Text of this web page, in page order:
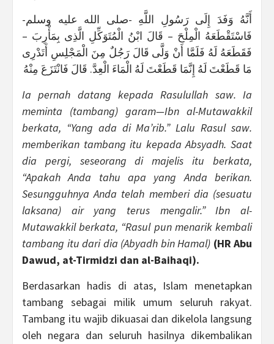
أَنَّهُ وَفَدَ إِلَى رَسُولِ اللَّهِ -صلى الله عليه وسلم-
فَاسْتَقْطَعَهُ الْمِلْحَ – قَالَ ابْنُ الْمُتَوَكِّلِ الَّذِى بِمَأْرِبَ –
فَقَطَعَهُ لَهُ فَلَمَّا أَنْ وَلَّى قَالَ رَجُلٌ مِنَ الْمَجْلِسِ أَتَدْرِى
مَا قَطَعْتَ لَهُ إِنَّمَا قَطَعْتَ لَهُ الْمَاءَ الْعِدَّ. قَالَ فَانْتَزَعَ مِنْهُ
Ia pernah datang kepada Rasulullah saw. Ia
meminta (tambang) garam—Ibn al-Mutawakkil
berkata, “Yang ada di Ma’rib.” Lalu Rasul saw.
memberikan tambang itu kepada Absyadh. Saat
dia pergi, seseorang di majelis itu berkata,
“Apakah Anda tahu apa yang Anda berikan.
Sesungguhnya Anda telah memberi dia (sesuatu
laksana) air yang terus mengalir.” Ibn al-
Mutawakkil berkata, “Rasul pun menarik kembali
tambang itu dari dia (Abyadh bin Hamal) (HR Abu
Dawud, at-Tirmidzi dan al-Baihaqi).
Berdasarkan hadis di atas, Islam menetapkan
tambang sebagai milik umum seluruh rakyat.
Tambang itu wajib dikuasai dan dikelola langsung
oleh negara dan seluruh hasilnya dikembalikan